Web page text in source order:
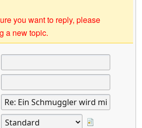
you want to reply, please
a new topic.